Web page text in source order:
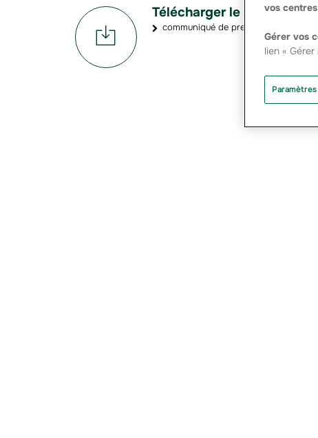
Télécharger le document
communiqué de presse Groupama
vos
Gérer vos
lien «